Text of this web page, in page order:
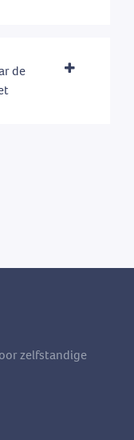
de
zelfstandige